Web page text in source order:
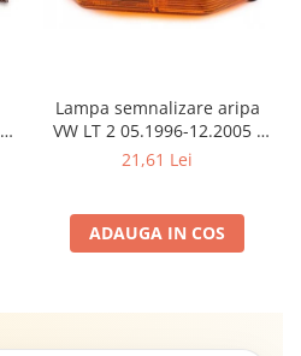
Lampa semnalizare aripa
VW LT 2 05.1996-12.2005 ;
Mercedes Sprinter 1995-
Neoplan Euroliner,
Starliner,Centroliner,
21,61 Lei
ADAUGA IN COS